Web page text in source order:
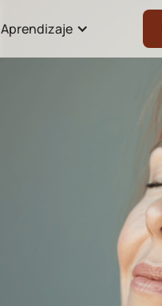
Aprendizaje